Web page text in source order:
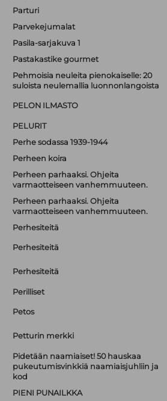
Parturi
Parvekejumalat
Pasila-sarjakuva 1
Pastakastike gourmet
Pehmoisia neuleita pienokaiselle: 20
suloista neulemallia luonnonlangoista
PELON ILMASTO
PELURIT
Perhe sodassa 1939-1944
Perheen koira
Perheen parhaaksi. Ohjeita
varmaotteiseen vanhemmuuteen.
Perheen parhaaksi. Ohjeita
varmaotteiseen vanhemmuuteen.
Perhesiteitä
Perhesiteitä
Perhesiteitä
Perilliset
Petos
Petturin merkki
Pidetään naamiaiset! 50 hauskaa
pukeutumisvinkkiä naamiaisjuhliin ja
kod
PIENI PUNAILKKA